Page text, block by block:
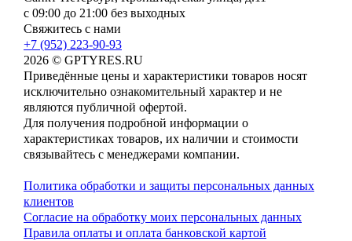
с 09:00 до 21:00 без выходных
Свяжитесь с нами
+7 (952) 223-90-93
2026 © GPTYRES.RU
Приведённые цены и характеристики товаров носят
исключительно ознакомительный характер и не
являются публичной офертой.
Для получения подробной информации о
характеристиках товаров, их наличии и стоимости
связывайтесь с менеджерами компании.
Политика обработки и защиты персональных данных
клиентов
Согласие на обработку моих персональных данных
Правила оплаты и оплата банковской картой